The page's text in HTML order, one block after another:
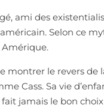
ami des
Selon ce
Amérique.
montrer le revers
Cass. Sa vie
fait jamais le bon